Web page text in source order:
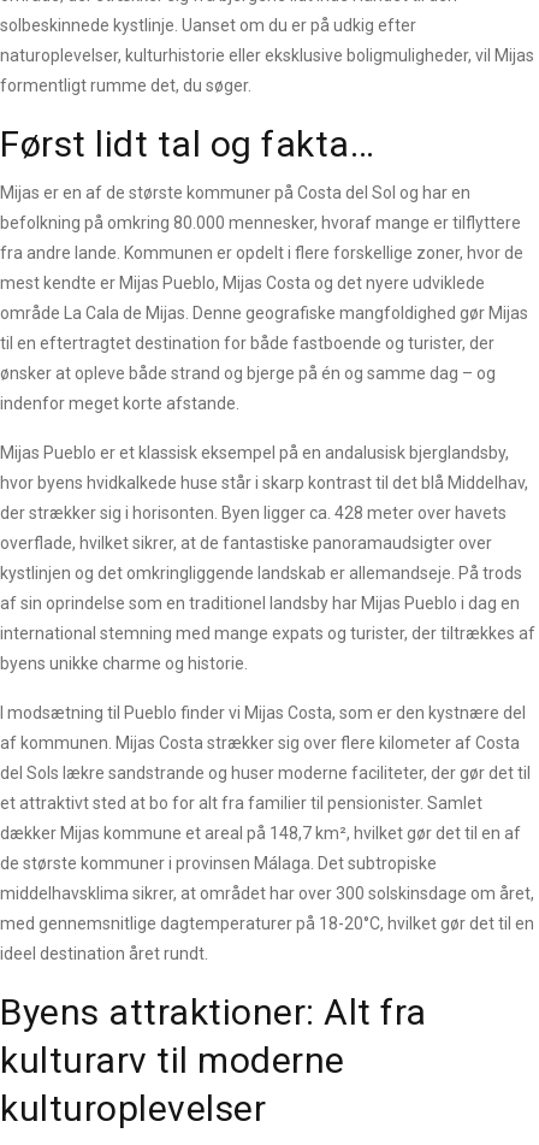
solbeskinnede kystlinje. Uanset om du er på udkig efter
naturoplevelser, kulturhistorie eller eksklusive boligmuligheder, vil Mijas
formentligt rumme det, du søger.
Først lidt tal og fakta…
Mijas er en af de største kommuner på Costa del Sol og har en
befolkning på omkring 80.000 mennesker, hvoraf mange er tilflyttere
fra andre lande. Kommunen er opdelt i flere forskellige zoner, hvor de
mest kendte er Mijas Pueblo, Mijas Costa og det nyere udviklede
område La Cala de Mijas. Denne geografiske mangfoldighed gør Mijas
til en eftertragtet destination for både fastboende og turister, der
ønsker at opleve både strand og bjerge på én og samme dag – og
indenfor meget korte afstande.
Mijas Pueblo er et klassisk eksempel på en andalusisk bjerglandsby,
hvor byens hvidkalkede huse står i skarp kontrast til det blå Middelhav,
der strækker sig i horisonten. Byen ligger ca. 428 meter over havets
overflade, hvilket sikrer, at de fantastiske panoramaudsigter over
kystlinjen og det omkringliggende landskab er allemandseje. På trods
af sin oprindelse som en traditionel landsby har Mijas Pueblo i dag en
international stemning med mange expats og turister, der tiltrækkes af
byens unikke charme og historie.
I modsætning til Pueblo finder vi Mijas Costa, som er den kystnære del
af kommunen. Mijas Costa strækker sig over flere kilometer af Costa
del Sols lækre sandstrande og huser moderne faciliteter, der gør det til
et attraktivt sted at bo for alt fra familier til pensionister. Samlet
dækker Mijas kommune et areal på 148,7 km², hvilket gør det til en af
de største kommuner i provinsen Málaga. Det subtropiske
middelhavsklima sikrer, at området har over 300 solskinsdage om året,
med gennemsnitlige dagtemperaturer på 18-20°C, hvilket gør det til en
ideel destination året rundt.
Byens attraktioner: Alt fra
kulturarv til moderne
kulturoplevelser